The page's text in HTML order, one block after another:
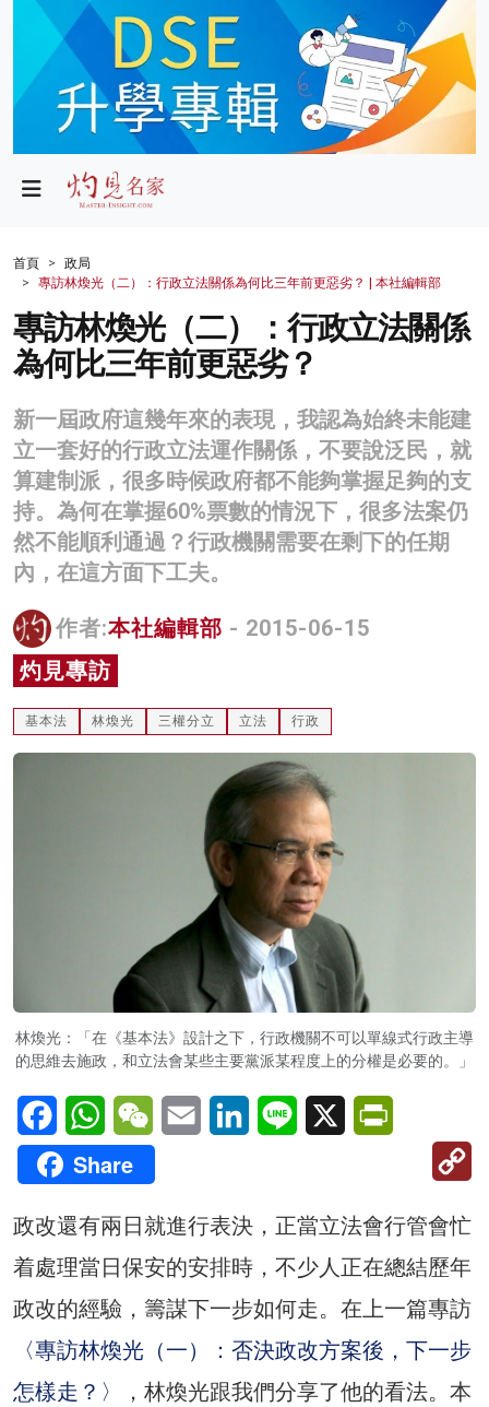
政局
財經
生活
健康
商業
科技
影片
名家榜
灼見活動
關於我們
首頁
政局
專訪林煥光（二）：行政立法關係為何比三年前更惡劣？ | 本社編輯部
專訪林煥光（二）：行政立法關係
為何比三年前更惡劣？
新一屆政府這幾年來的表現，我認為始終未能建
立一套好的行政立法運作關係，不要說泛民，就
算建制派，很多時候政府都不能夠掌握足夠的支
持。為何在掌握60%票數的情況下，很多法案仍
然不能順利通過？行政機關需要在剩下的任期
內，在這方面下工夫。
作者:本社編輯部 - 2015-06-15
灼見專訪
基本法 林煥光 三權分立 立法 行政
林煥光：「在《基本法》設計之下，行政機關不可以單線式行政主導
的思維去施政，和立法會某些主要黨派某程度上的分權是必要的。」
FacebookWhatsAppWeChatEmail LinkedInLine X
Share
政改還有兩日就進行表決，正當立法會行管會忙
着處理當日保安的安排時，不少人正在總結歷年
政改的經驗，籌謀下一步如何走。在上一篇專訪
〈專訪林煥光（一）：否決政改方案後，下一步
怎樣走？〉
，林煥光跟我們分享了他的看法。本